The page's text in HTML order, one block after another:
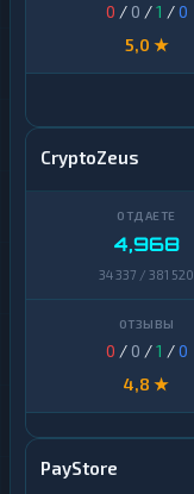
0 / 0 /1 /0
5,0 ★
CryptoZeus
4,968
34 337 / 381 520
0 / 0 /1 /0
4,8 ★
PayStore